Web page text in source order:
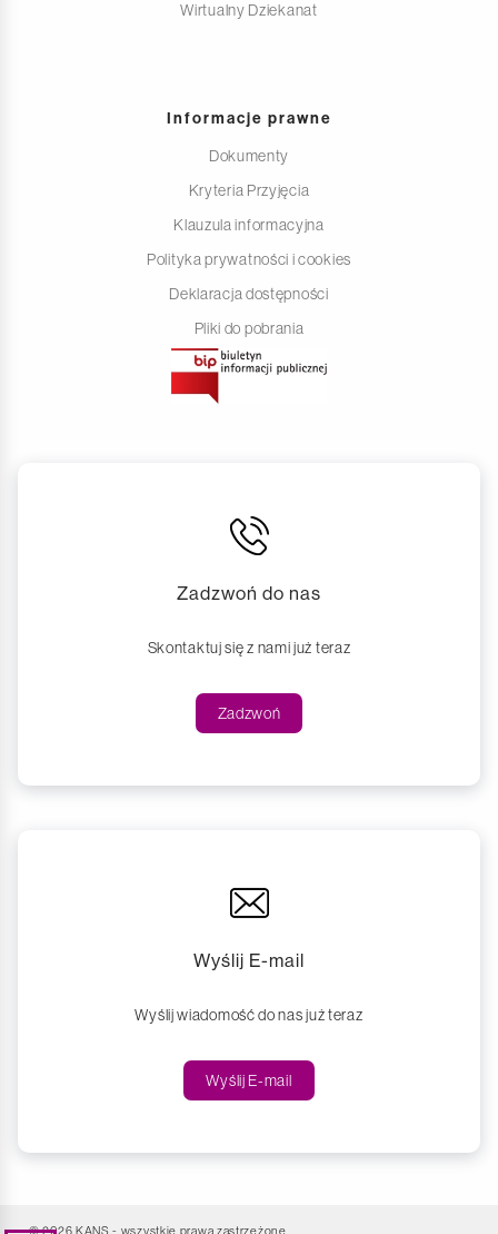
Wirtualny Dziekanat
Informacje prawne
Dokumenty
Kryteria Przyjęcia
Klauzula informacyjna
Polityka prywatności i cookies
Deklaracja dostępności
Pliki do pobrania
Zadzwoń do nas
Skontaktuj się z nami już teraz
Zadzwoń
Wyślij E-mail
Wyślij wiadomość do nas już teraz
Wyślij E-mail
© 2026 KANS - wszystkie prawa zastrzeżone.